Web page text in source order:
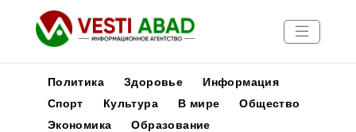
Политика Здоровье
Информация
Спорт
Культура В мире
Общество
Экономика
Образование